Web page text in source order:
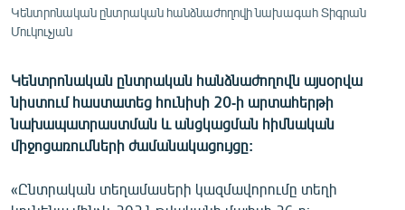
ԱՐԽԻՎ
ԲԱՆԱՎԵՃ
ՁԳՏԵԼՈՎ ԼԱՎԱԳՈՒՅՆԻՆ
Կենտրոնական ընտրական հանձնաժողովի նախագահ Տիգրան
Մուկուչյան
Կենտրոնական ընտրական հանձնաժողովն այսօրվա
նիստում հաստատեց հունիսի 20-ի արտահերթի
նախապատրաստման և անցկացման հիմնական
միջոցառումների ժամանակացույցը:
«Ընտրական տեղամասերի կազմավորումը տեղի